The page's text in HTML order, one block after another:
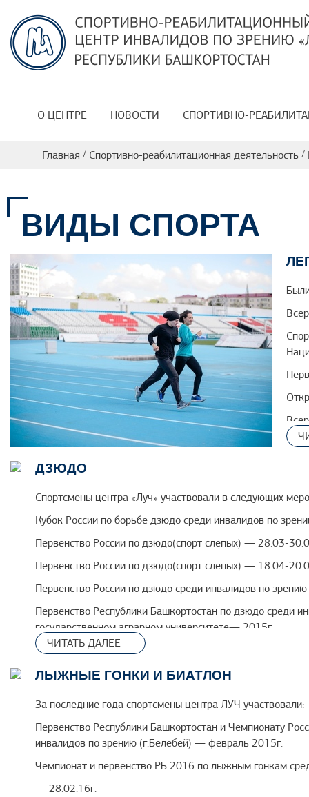
О ЦЕНТРЕ НОВОСТИ СПОРТИВНО-
Главная / Спортивно-реабилитационная деятельность /
ВИДЫ СПОРТА
г.
май
г.
ДЗЮДО
Спортсмены центра «Луч» участвовали в следующих
Кубок России по борьбе дзюдо среди инвалидов по
Первенство России по дзюдо(спорт слепых) — 28.03-
Первенство России по дзюдо(спорт слепых) — 18.04-
Первенство России по дзюдо среди инвалидов по
Первенство Республики Башкортостан по дзюдо среди
государственном аграрном университете— 2015г.
Открытый турнир города Уфы по дзюдо среди
Открытого турнира города Уфы по дзюдо среди
апрель 2015г.
Первенство России по спорту среди слепых по дзюдо,г.
Первенство России по дзюдо спорт слепых,г. Саранск
ЧИТАТЬ ДАЛЕЕ
ЛЫЖНЫЕ ГОНКИ И БИАТЛОН
За последние года спортсмены центра ЛУЧ участвовали:
Первенство Республики Башкортостан и Чемпионату
инвалидов по зрению (г.Белебей) — февраль 2015г.
Чемпионат и первенство РБ 2016 по лыжным гонкам
— 28.02.16г.